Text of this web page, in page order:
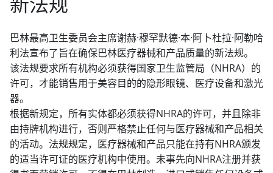
巴林最高卫生委员会主席谢赫·穆罕默德·本·阿卜杜拉·阿勒哈
利法宣布了旨在确保巴林医疗器械和产品质量的新法规。
该法规要求所有机构必须获得国家卫生监管局（NHRA）的
许可，才能销售用于美容目的的隐形眼镜、医疗设备和激光
器。
根据新规定，所有实体都必须获得NHRA的许可，并且除非
由持牌机构进行，否则严格禁止任何与医疗器械和产品相关
的活动。法规规定，医疗器械和产品只能在持有NHRA颁发
的适当许可证的医疗机构中使用。未事先向NHRA注册并获